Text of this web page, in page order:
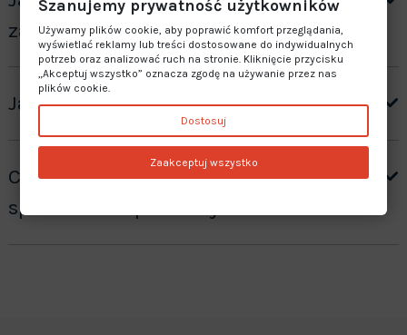
zamówienie”?
Jaki jest czas realizacji zamówienia?
Czy oferujecie gwarancję na
sprzedawane produkty?
Szanujemy prywatność użytkowników
Używamy plików cookie, aby poprawić komfort przeglądania,
wyświetlać reklamy lub treści dostosowane do indywidualnych
potrzeb oraz analizować ruch na stronie. Kliknięcie przycisku
„Akceptuj wszystko” oznacza zgodę na używanie przez nas
plików cookie.
Dostosuj
Zaakceptuj wszystko